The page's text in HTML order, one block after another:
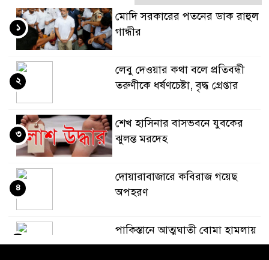
মোদি সরকারের পতনের ডাক রাহুল
গান্ধীর
১
লেবু দেওয়ার কথা বলে প্রতিবন্ধী
তরুণীকে ধর্ষণচেষ্টা, বৃদ্ধ গ্রেপ্তার
২
শেখ হাসিনার বাসভবনে যুবকের
ঝুলন্ত মরদেহ
৩
দোয়ারাবাজারে কবিরাজ গয়েছ
অপহরণ
৪
পাকিস্তানে আত্মঘাতী বোমা হামলায়
১২ জন সেনা সদস্যসহ ১৫ জন